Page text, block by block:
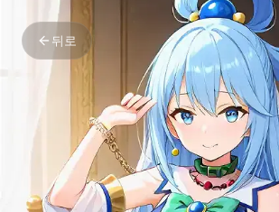
뒤로